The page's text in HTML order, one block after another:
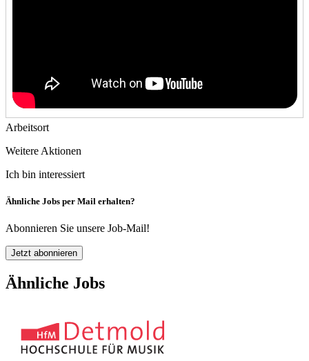
Arbeitsort
Weitere Aktionen
Ich bin interessiert
Ähnliche Jobs per Mail erhalten?
Abonnieren Sie unsere Job-Mail!
Jetzt abonnieren
Ähnliche Jobs